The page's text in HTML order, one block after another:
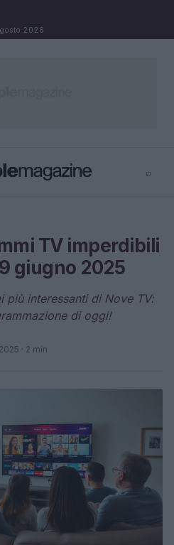
2026
⌕
TV imperdibili
giugno 2025
più interessanti di Nove TV:
di oggi!
· 2 min